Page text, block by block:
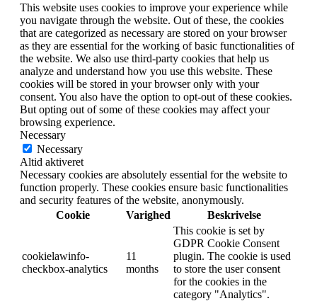
This website uses cookies to improve your experience while
you navigate through the website. Out of these, the cookies
that are categorized as necessary are stored on your browser
as they are essential for the working of basic functionalities of
the website. We also use third-party cookies that help us
analyze and understand how you use this website. These
cookies will be stored in your browser only with your
consent. You also have the option to opt-out of these cookies.
But opting out of some of these cookies may affect your
browsing experience.
Necessary
Necessary
Altid aktiveret
Necessary cookies are absolutely essential for the website to
function properly. These cookies ensure basic functionalities
and security features of the website, anonymously.
Cookie
Varighed Beskrivelse
cookielawinfo-
checkbox-analytics
11
months
This cookie is set by
GDPR Cookie Consent
plugin. The cookie is used
to store the user consent
for the cookies in the
category "Analytics".